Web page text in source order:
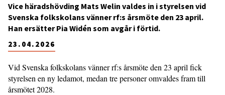
23.04.2026
Vice häradshövding Mats Welin valdes in i styrelsen vid
Svenska folkskolans vänner rf:s årsmöte den 23 april.
Han ersätter Pia Widén som avgår i förtid.
Vid Svenska folkskolans vänner rf:s årsmöte den 23 april fick
styrelsen en ny ledamot, medan tre personer omvaldes fram till
årsmötet 2028.